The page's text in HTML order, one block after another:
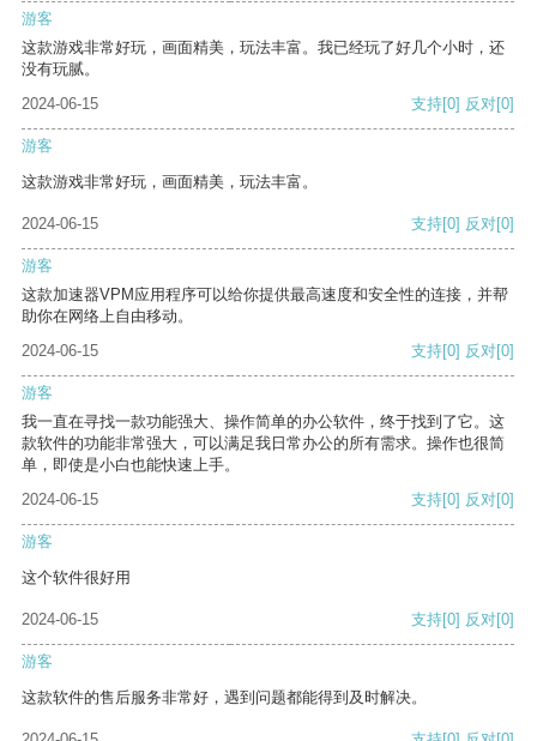
游客
这款游戏非常好玩，画面精美，玩法丰富。我已经玩了好几个小时，还
没有玩腻。
2024-06-15
支持[0] 反对[0]
游客
这款游戏非常好玩，画面精美，玩法丰富。
2024-06-15 支持[0] 反对[0]
游客
这款加速器VPM应用程序可以给你提供最高速度和安全性的连接，并帮
助你在网络上自由移动。
2024-06-15
支持[0] 反对[0]
游客
我一直在寻找一款功能强大、操作简单的办公软件，终于找到了它。这
款软件的功能非常强大，可以满足我日常办公的所有需求。操作也很简
单，即使是小白也能快速上手。
2024-06-15
支持[0] 反对[0]
游客
这个软件很好用
2024-06-15 支持[0] 反对[0]
游客
这款软件的售后服务非常好，遇到问题都能得到及时解决。